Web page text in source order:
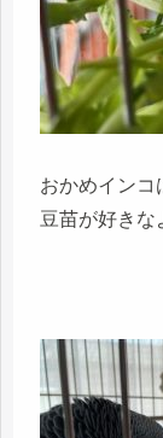
おかめインコ
豆苗が好きな